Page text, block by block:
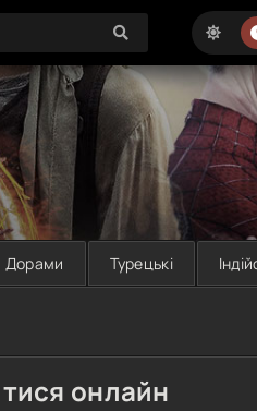
Дорами Турецькі
онлайн